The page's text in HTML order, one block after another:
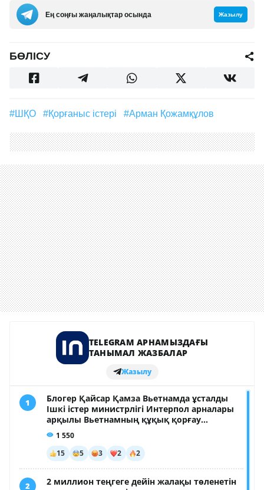
Ең соңғы жаңалықтар осында Жазылу
БӨЛІСУ
#ШҚО #Қорғаныс істері #Арман Қожамқұлов